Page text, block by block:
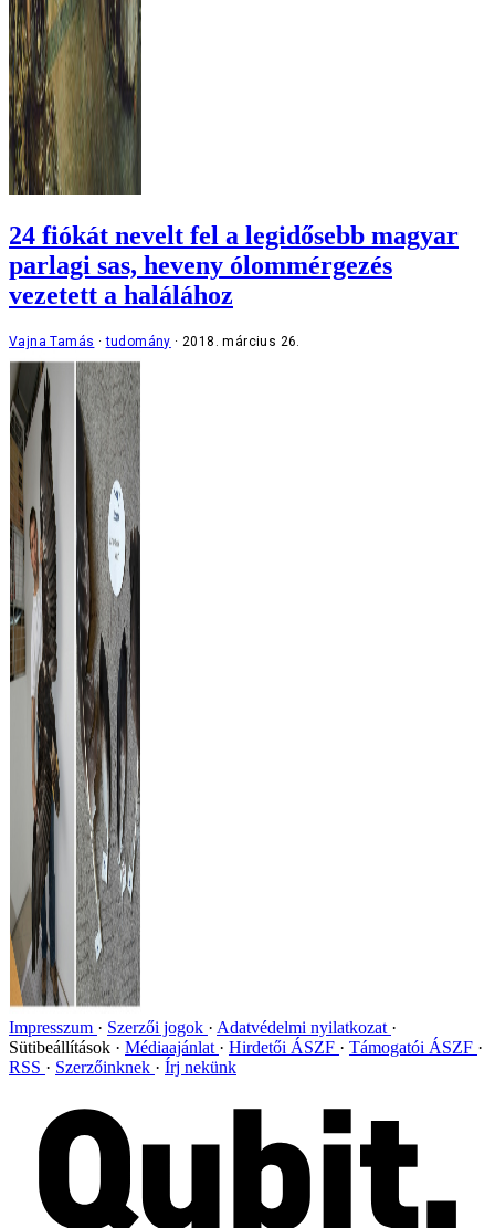
24 fiókát nevelt fel a legidősebb magyar
parlagi sas, heveny ólommérgezés
vezetett a halálához
Vajna Tamás tudomány 2018. március 26.
Impresszum Szerzői jogok
Adatvédelmi nyilatkozat
Sütibeállítások
Médiaajánlat Hirdetői ÁSZF
Támogatói ÁSZF
RSS
Szerzőinknek Írj nekünk